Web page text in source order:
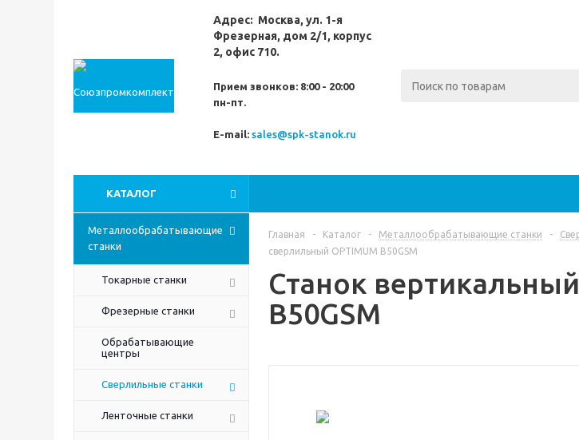
Адрес: Москва, ул. 1-я
Фрезерная, дом 2/1, корпус
2, офис 710.
Прием звонков: 8:00 - 20:00
пн-пт.
E-mail: sales@spk-stanok.ru
КАТАЛОГ
Металлообрабатывающие
станки
Токарные станки
Фрезерные станки
Обрабатывающие
центры
Сверлильные станки
Ленточные станки
Главная - Каталог - Металлообрабатывающие станки -
сверлильный OPTIMUM B50GSM
Станок
B50GSM